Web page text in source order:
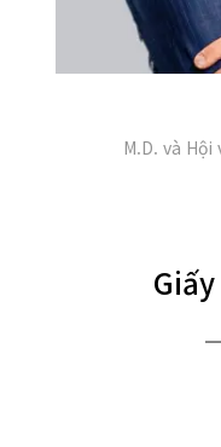
M.D. và Hội